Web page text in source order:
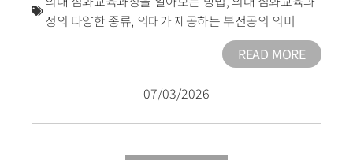
정의 다양한 종류, 의대가 제공하는 부전공의 의미
READ MORE
07/03/2026